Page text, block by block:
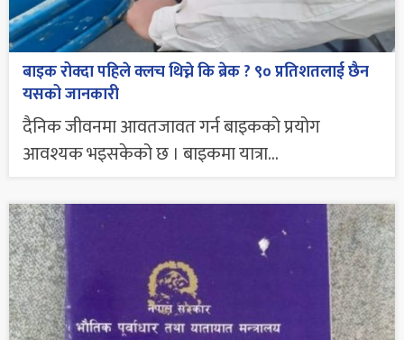
बाइक रोक्दा पहिले क्लच थिच्ने कि ब्रेक ? ९० प्रतिशतलाई छैन
यसको जानकारी
दैनिक जीवनमा आवतजावत गर्न बाइकको प्रयोग
आवश्यक भइसकेको छ । बाइकमा यात्रा...